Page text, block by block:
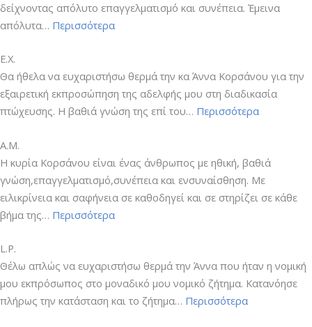
δείχνοντας απόλυτο επαγγελματισμό και συνέπεια. Έμεινα
απόλυτα… Περισσότερα“Ε.Π.”
Ε.Χ.
Θα ήθελα να ευχαριστήσω θερμά την κα Άννα Κορσάνου για την
εξαιρετική εκπροσώπηση της αδελφής μου στη διαδικασία
πτώχευσης. Η βαθιά γνώση της επί του… Περισσότερα“Ε.Χ.”
Α.Μ.
Η κυρία Κορσάνου είναι ένας άνθρωπος με ηθική, βαθιά
γνώση,επαγγελματισμό,συνέπεια και ενσυναίσθηση. Με
ειλικρίνεια και σαφήνεια σε καθοδηγεί και σε στηρίζει σε κάθε
βήμα της… Περισσότερα“Α.Μ.”
L.P.
Θέλω απλώς να ευχαριστήσω θερμά την Άννα που ήταν η νομική
μου εκπρόσωπος στο μοναδικό μου νομικό ζήτημα. Κατανόησε
πλήρως την κατάσταση και το ζήτημα… Περισσότερα“L.P.”